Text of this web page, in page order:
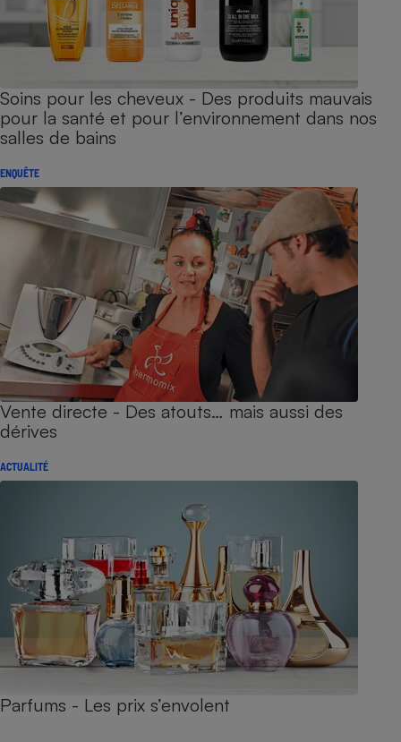
Soins pour les cheveux - Des produits mauvais
pour la santé et pour l’environnement dans nos
salles de bains
ENQUÊTE
Vente directe - Des atouts… mais aussi des
dérives
ACTUALITÉ
Parfums - Les prix s’envolent